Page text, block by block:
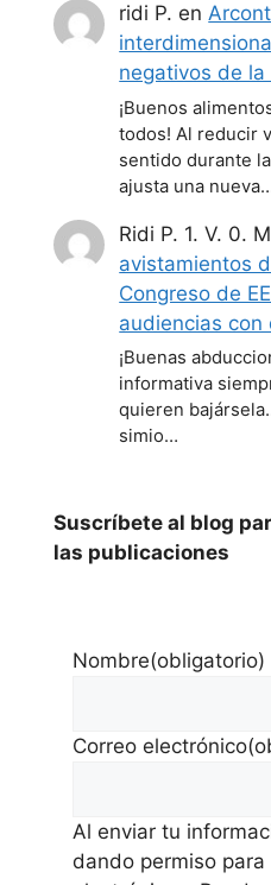
ridi P. en
negativos de la
¡Buenos
todos! Al reducir
sentido durante
ajusta una
Ridi P. 1. V. 0.
avistamientos
Congreso de
audiencias con
¡Buenas
informativa
quieren
simio…
Suscríbete al blog
las publicaciones
Nombre(obligatorio)
Correo electrónico
Al enviar tu
dando permiso